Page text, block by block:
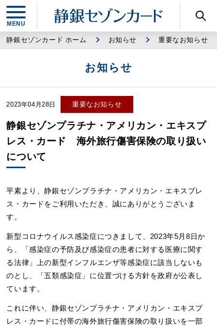
静銀セゾンカード ホーム お知らせ 重要なお知らせ
お知らせ
2023年04月28日 重要なお知らせ
静銀セゾンプラチナ・アメリカン・エキスプ
レス・カード 海外旅行傷害保険の取り扱い
について
平素より、静銀セゾンプラチナ・アメリカン・エキスプレ
ス・カードをご利用いただき、誠にありがとうございま
す。
新型コロナウイルス感染症につきまして、2023年5月8日か
ら、「感染症の予防及び感染症の患者に対する医療に関す
る法律」上の新型インフルエンザ等感染症に該当しないも
のとし、「五類感染症」に位置づける方針を政府が公表し
ています。
これに伴い、静銀セゾンプラチナ・アメリカン・エキスプ
レス・カードに付帯の海外旅行傷害保険の取り扱いを一部